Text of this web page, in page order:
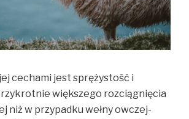
cechami jest sprężystość i
większego rozciągnięcia
niż w przypadku wełny owczej-